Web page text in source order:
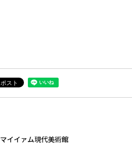
マイイァム現代美術館